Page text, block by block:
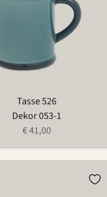
Tasse 526
Dekor 053-1
€ 41,00